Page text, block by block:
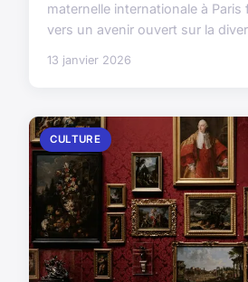
maternelle internationale à
vers un avenir ouvert sur la
13 janvier 2026
CULTURE